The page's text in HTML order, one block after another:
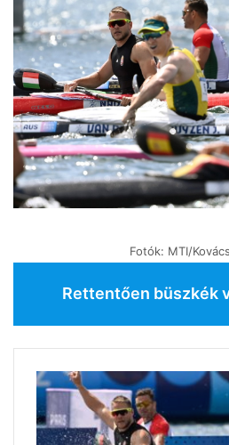
Fotók: MTI/
Rettentően büszkék